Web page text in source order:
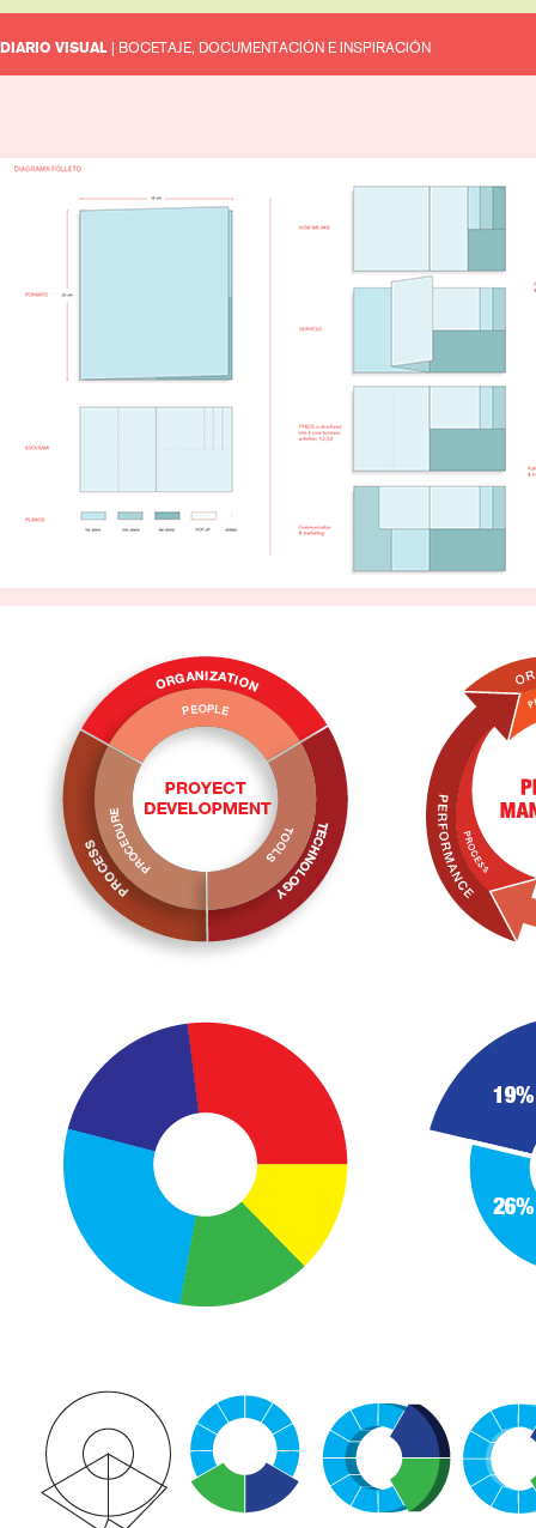
DIARIO VISUAL | BOCETAJE, DOCUMENTACIÓN E INSPIRACIÓN